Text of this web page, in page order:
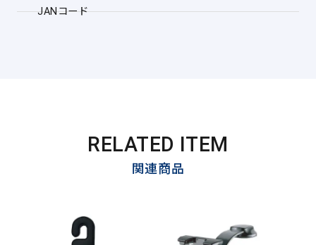
JANコード
RELATED ITEM
関連商品